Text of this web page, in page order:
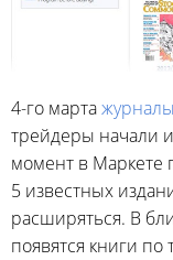
4-го марта
трейдеры начали
момент в Маркете
5 известных
расширяться. В
появятся книги